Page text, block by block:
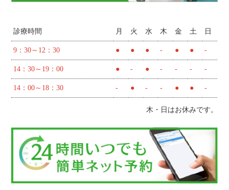
診療時間 月 火 水 木 金 土 日
9：30～12：30 ● ● ● - ● ● -
14：30～19：00 ● - ● - - - -
14：00～18：30 - ● - - ● ● -
木・日はお休みです。